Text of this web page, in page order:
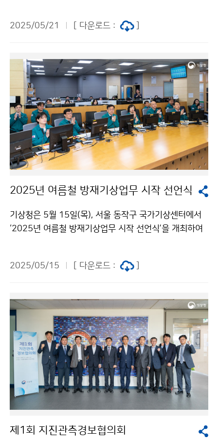
기관은 황사 공동 감시 및 모델링 기술, 수치예보시스템,
2025/05/21 [ 다운로드 :
2025년 여름철 방재기상업무 시작 선언식
기상청은 5월 15일(목), 서울 동작구 국가기상센터에서
‘2025년 여름철 방재기상업무 시작 선언식’을 개최하여
오를 다졌다.
2025/05/15 [ 다운로드 :
제1회 지진관측경보협의회